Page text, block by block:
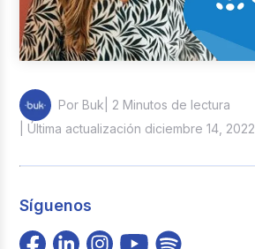
Por Buk | 2 Minutos de lectura
| Última actualización diciembre 14, 2022
Síguenos